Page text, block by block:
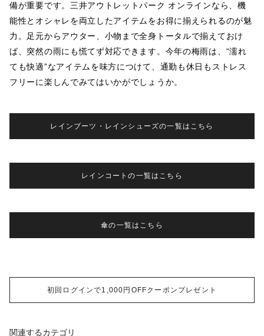
備が重要です。三井アウトレットパーク オンラインなら、機
能性とオシャレを両立したアイテムをお得に揃えられるのが魅
力。足元からアウター、小物まで全身トータルで揃えておけ
ば、突然の雨にも慌てず対応できます。今年の梅雨は、“濡れ
ても快適”なアイテムを味方につけて、通勤も休日もストレス
フリーに楽しんでみてはいかがでしょうか。
レインブーツ・レインシューズの一覧はこちら
レインコートの一覧はこちら
傘の一覧はこちら
初回ログインで1,000円OFFクーポンプレゼント
関連するカテゴリ